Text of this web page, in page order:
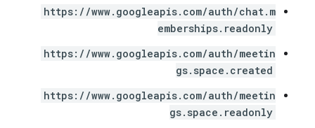
https://www.googleapis.com/auth/chat.m
emberships.readonly
https://www.googleapis.com/auth/meetin
gs.space.created
https://www.googleapis.com/auth/meetin
gs.space.readonly